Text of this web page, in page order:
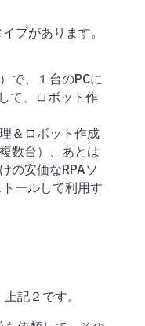
プがあります。
で、１台のPCに
て、ロボット作
＆ロボット作成
数台）、あとは
の安価なRPAソ
ールして利用す
記２です。